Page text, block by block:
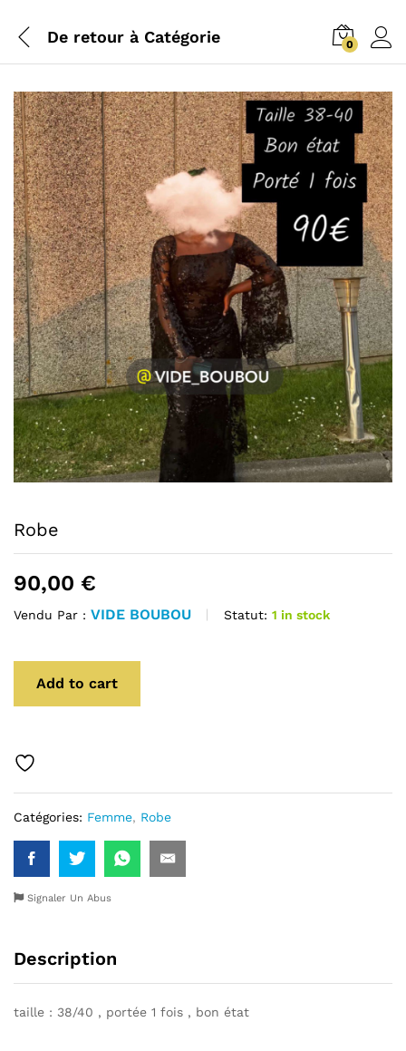
De retour à Catégorie 0
Robe
90,00 €
Vendu Par : VIDE BOUBOU Statut: 1 in stock
Add to cart
Catégories: Femme, Robe
Signaler Un Abus
Description
taille : 38/40 , portée 1 fois , bon état